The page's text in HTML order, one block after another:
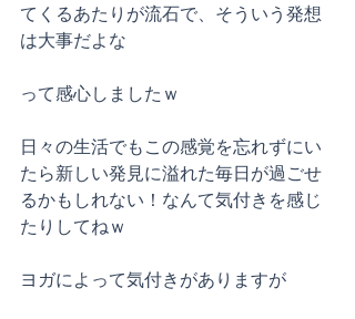
てくるあたりが流石で、そういう発想
は大事だよな
って感心しましたｗ
日々の生活でもこの感覚を忘れずにい
たら新しい発見に溢れた毎日が過ごせ
るかもしれない！なんて気付きを感じ
たりしてねｗ
ヨガによって気付きがありますが